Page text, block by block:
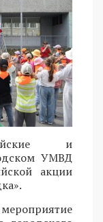
и
УМВД
акции